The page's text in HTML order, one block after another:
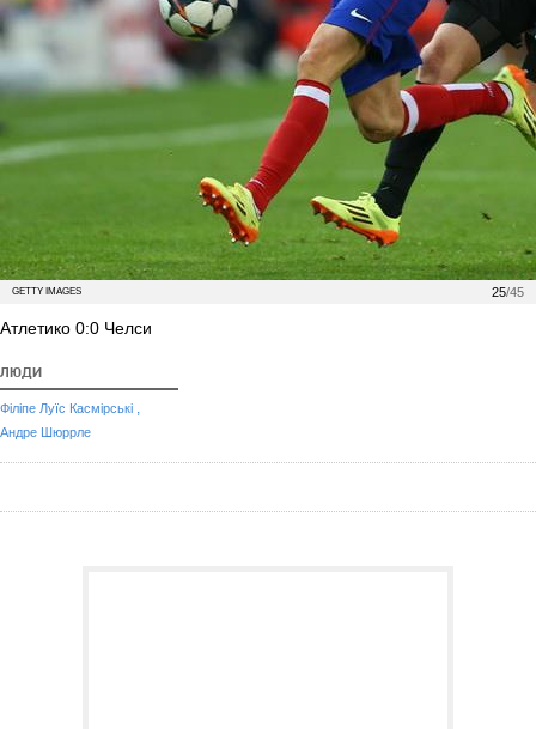
25/45
GETTY IMAGES
Атлетико 0:0 Челси
ЛЮДИ
Філіпе Луїс Касмірські ,
Андре Шюррле